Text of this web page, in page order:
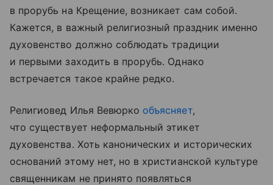
в прорубь на Крещение, возникает сам собой.
Кажется, в важный религиозный праздник именно
духовенство должно соблюдать традиции
и первыми заходить в прорубь. Однако
встречается такое крайне редко.
Религиовед Илья Вевюрко объясняет,
что существует неформальный этикет
духовенства. Хоть канонических и исторических
оснований этому нет, но в христианской культуре
священникам не принято появляться